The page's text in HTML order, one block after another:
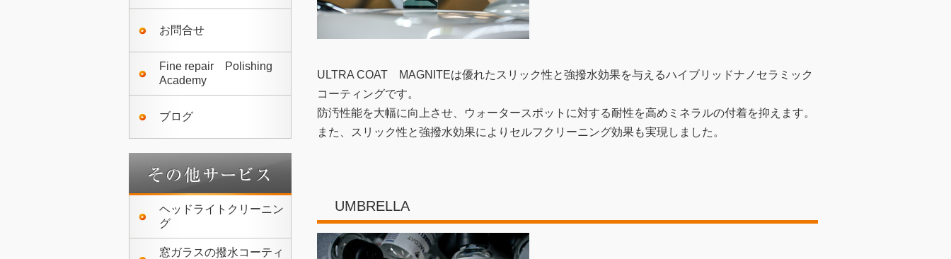
お問合せ
Fine repair Polishing
Academy
ブログ
ヘッドライトクリーニン
グ
窓ガラスの撥水コーティ
ULTRA COAT MAGNITEは優れたスリック性と強撥水効果を与えるハイブリッドナノセラミック
コーティングです。
防汚性能を大幅に向上させ、ウォータースポットに対する耐性を高めミネラルの付着を抑えます。
また、スリック性と強撥水効果によりセルフクリーニング効果も実現しました。
UMBRELLA